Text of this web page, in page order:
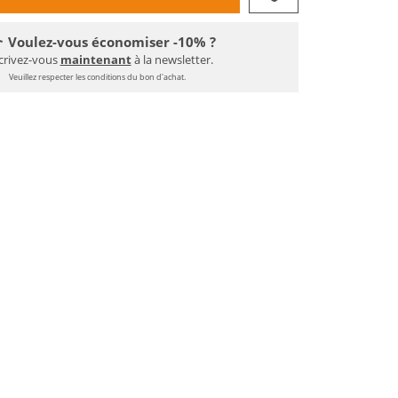
Voulez-vous économiser -10% ?
vous maintenantà la newsletter.
Veuillez respecter les conditions du bon d'achat.